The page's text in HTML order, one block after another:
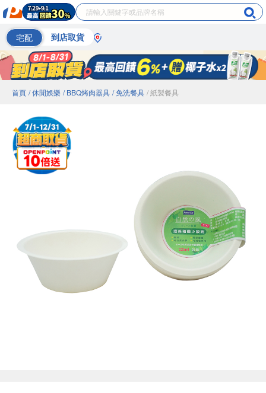
宅配 到店取貨
首頁 / 休閒娛樂 / BBQ烤肉器具 / 免洗餐具 / 紙製餐具